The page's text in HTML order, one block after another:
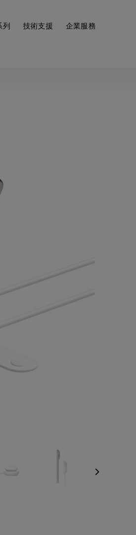
列 技術支援 企業服務
Next